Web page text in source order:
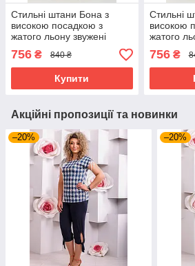
Стильні штани Бона з
високою посадкою з
жатого льону звужені
розміри 50 різні кольори
756 ₴ 840 ₴
Купити
Стильні
високою
жатого
розміри
756₴
Акційні пропозиції та новинки
–20% –20%